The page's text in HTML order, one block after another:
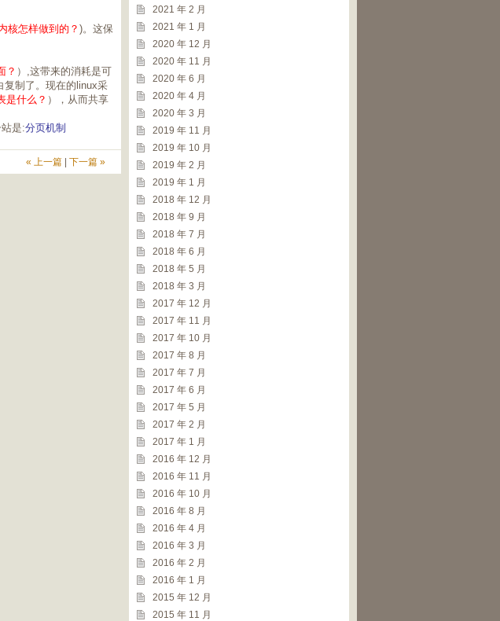
核怎样做到的？ )。这保
？ ）,这带来的消耗是可
复制了。现在的linux采
是什么？ ），从而共享
是:分页机制
« 上一篇 | 下一篇 »
2021 年 2 月
2021 年 1 月
2020 年 12 月
2020 年 11 月
2020 年 6 月
2020 年 4 月
2020 年 3 月
2019 年 11 月
2019 年 10 月
2019 年 2 月
2019 年 1 月
2018 年 12 月
2018 年 9 月
2018 年 7 月
2018 年 6 月
2018 年 5 月
2018 年 3 月
2017 年 12 月
2017 年 11 月
2017 年 10 月
2017 年 8 月
2017 年 7 月
2017 年 6 月
2017 年 5 月
2017 年 2 月
2017 年 1 月
2016 年 12 月
2016 年 11 月
2016 年 10 月
2016 年 8 月
2016 年 4 月
2016 年 3 月
2016 年 2 月
2016 年 1 月
2015 年 12 月
2015 年 11 月